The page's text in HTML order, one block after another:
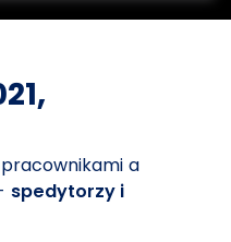
a
spedytorzy i